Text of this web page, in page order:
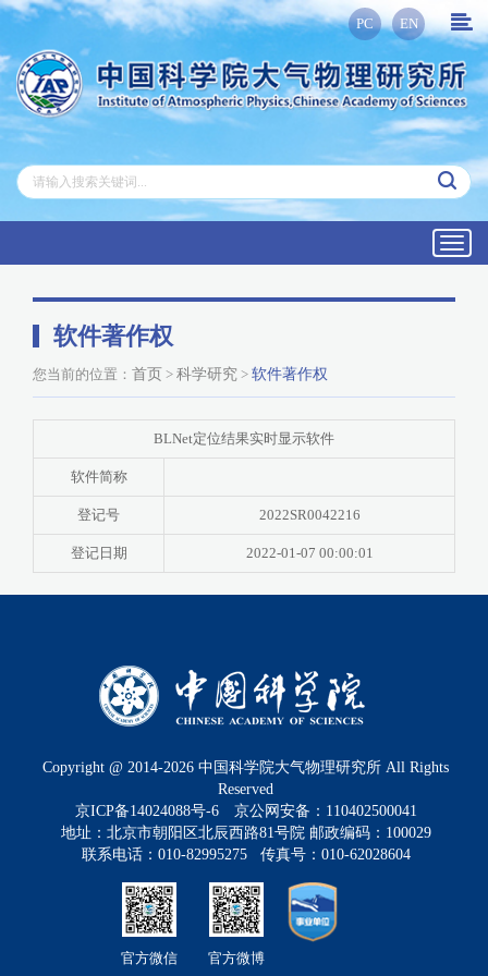
PC EN
软件著作权
您当前的位置： 首页 > 科学研究 > 软件著作权
BLNet定位结果实时显示软件
软件简称
登记号 2022SR0042216
登记日期 2022-01-07 00:00:01
Copyright @ 2014-2026 中国科学院大气物理研究所 All Rights
Reserved
京ICP备14024088号-6
京公网安备：110402500041
地址：北京市朝阳区北辰西路81号院 邮政编码：100029
联系电话：010-82995275 传真号：010-62028604
官方微信 官方微博